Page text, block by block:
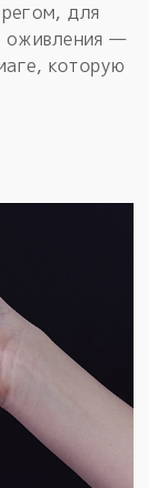
для
оживления —
которую